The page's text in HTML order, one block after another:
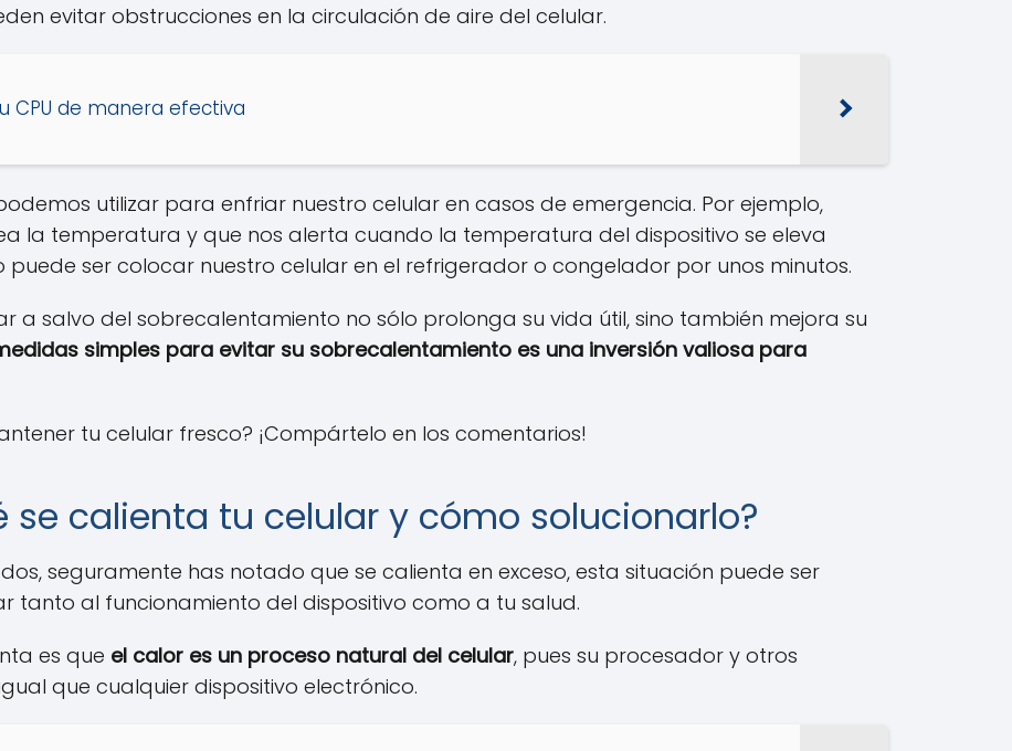
evitar obstrucciones en la circulación de aire del celular.
CPU de manera efectiva
utilizar para enfriar nuestro celular en casos de emergencia. Por ejemplo,
la temperatura y que nos alerta cuando la temperatura del dispositivo se eleva
ser colocar nuestro celular en el refrigerador o congelador por unos minutos.
a salvo del sobrecalentamiento no sólo prolonga su vida útil, sino también mejora su
simples para evitar su sobrecalentamiento es una inversión valiosa para
tu celular fresco? ¡Compártelo en los comentarios!
se calienta tu celular y cómo solucionarlo?
seguramente has notado que se calienta en exceso, esta situación puede ser
tanto al funcionamiento del dispositivo como a tu salud.
es que el calor es un proceso natural del celular, pues su procesador y otros
que cualquier dispositivo electrónico.